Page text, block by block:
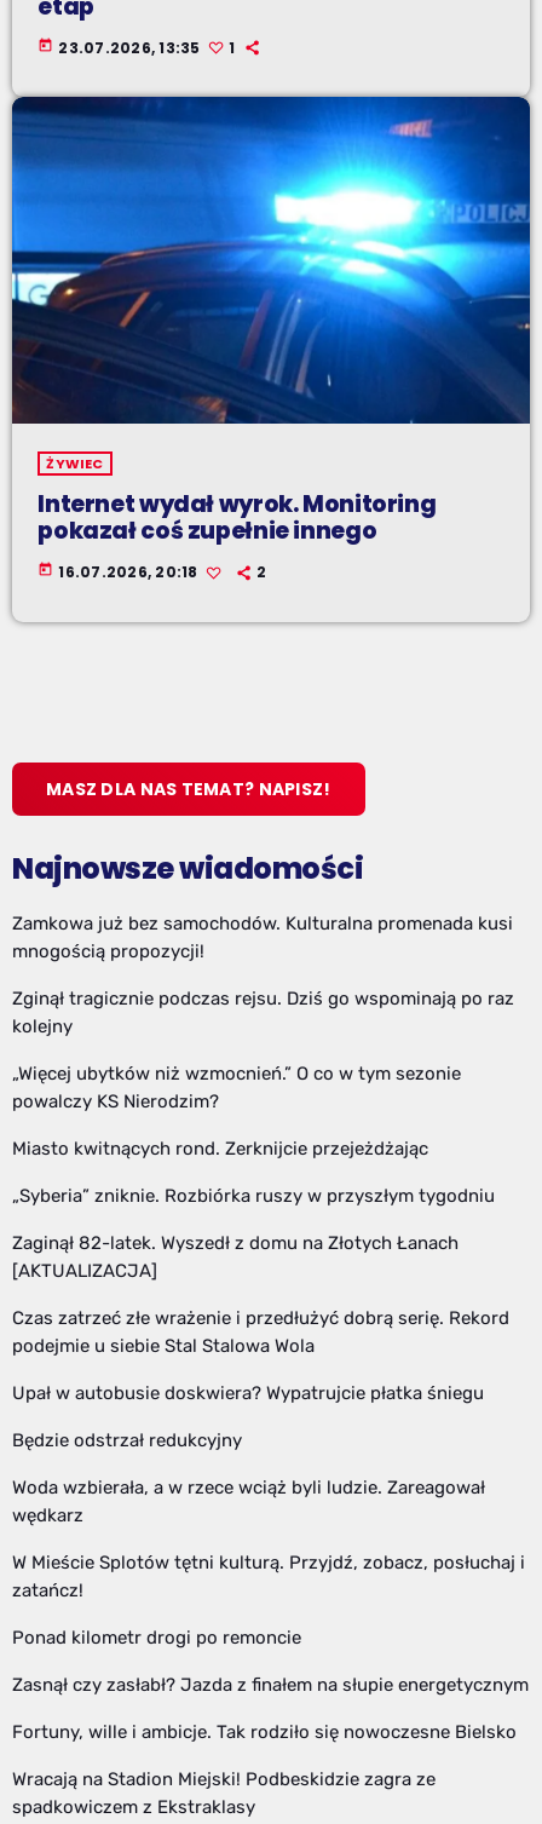
today 23.07.2026, 13:35 1
ŻYWIEC
Internet wydał wyrok. Monitoring
pokazał coś zupełnie innego
today 16.07.2026, 20:18 2
MASZ DLA NAS TEMAT? NAPISZ!
Najnowsze wiadomości
Zamkowa już bez samochodów. Kulturalna promenada kusi
mnogością propozycji!
Zginął tragicznie podczas rejsu. Dziś go wspominają po raz
kolejny
„Więcej ubytków niż wzmocnień.” O co w tym sezonie
powalczy KS Nierodzim?
Miasto kwitnących rond. Zerknijcie przejeżdżając
„Syberia” zniknie. Rozbiórka ruszy w przyszłym tygodniu
Zaginął 82-latek. Wyszedł z domu na Złotych Łanach
[AKTUALIZACJA]
Czas zatrzeć złe wrażenie i przedłużyć dobrą serię. Rekord
podejmie u siebie Stal Stalowa Wola
Upał w autobusie doskwiera? Wypatrujcie płatka śniegu
Będzie odstrzał redukcyjny
Woda wzbierała, a w rzece wciąż byli ludzie. Zareagował
wędkarz
W Mieście Splotów tętni kulturą. Przyjdź, zobacz, posłuchaj i
zatańcz!
Ponad kilometr drogi po remoncie
Zasnął czy zasłabł? Jazda z finałem na słupie energetycznym
Fortuny, wille i ambicje. Tak rodziło się nowoczesne Bielsko
Wracają na Stadion Miejski! Podbeskidzie zagra ze
spadkowiczem z Ekstraklasy